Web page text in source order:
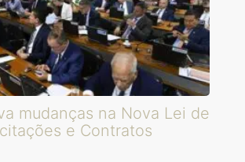
mudanças na Nova Lei de
e Contratos